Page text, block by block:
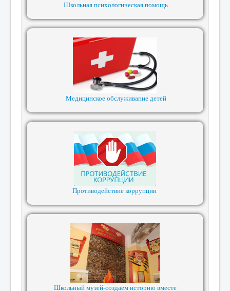
Школьная психологическая помощь
Медицинское обслуживание детей
Противодействие коррупции
Школьный музей-создаем историю вместе